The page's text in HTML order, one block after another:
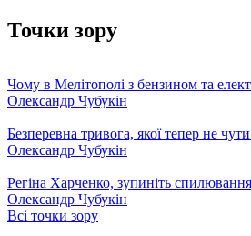
Точки зору
Чому в Мелітополі з бензином та
Олександр Чубукін
Безперевна тривога, якої тепер не
Олександр Чубукін
Регіна Харченко, зупиніть
Олександр Чубукін
Всі точки зору